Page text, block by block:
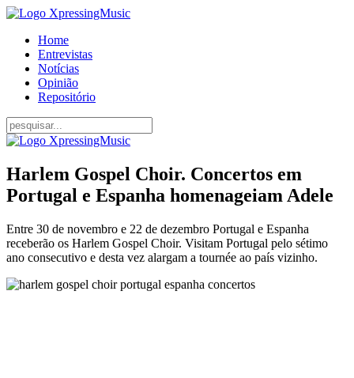
Home
Entrevistas
Notícias
Opinião
Repositório
Harlem Gospel Choir. Concertos em
Portugal e Espanha homenageiam Adele
Entre 30 de novembro e 22 de dezembro Portugal e Espanha
receberão os Harlem Gospel Choir. Visitam Portugal pelo sétimo
ano consecutivo e desta vez alargam a tournée ao país vizinho.